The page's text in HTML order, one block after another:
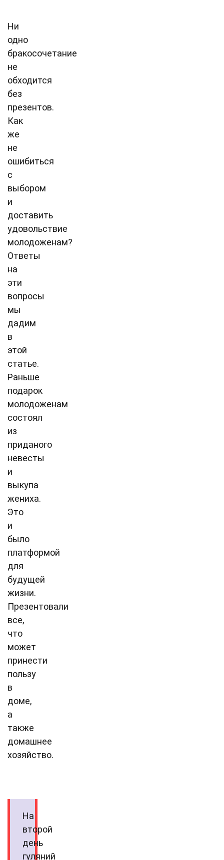
Ни
одно
бракосочетание
не
обходится
без
презентов.
Как
же
не
ошибиться
с
выбором
и
доставить
удовольствие
молодоженам?
Ответы
на
эти
вопросы
мы
дадим
в
этой
статье.
Раньше
подарок
молодоженам
состоял
из
приданого
невесты
и
выкупа
жениха.
Это
и
было
платформой
для
будущей
жизни.
Презентовали
все,
что
может
принести
пользу
в
доме,
а
также
домашнее
хозяйство.
На
второй
день
гуляний